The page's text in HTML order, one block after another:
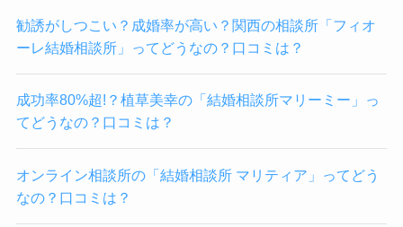
勧誘がしつこい？成婚率が高い？関西の相談所「フィオ
ーレ結婚相談所」ってどうなの？口コミは？
成功率80%超!？植草美幸の「結婚相談所マリーミー」っ
てどうなの？口コミは？
オンライン相談所の「結婚相談所 マリティア」ってどう
なの？口コミは？